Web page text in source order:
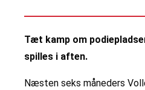
Tæt kamp om
spilles i aften.
Næsten seks måneders